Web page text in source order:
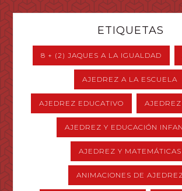
ETIQUETAS
8 + (2) JAQUES A LA IGUALDAD
AJEDREZ A LA ESCUELA
AJEDREZ EDUCATIVO
AJEDREZ Y EDUCACIÓN
AJEDREZ Y MATEMÁTICAS
ANIMACIONES DE